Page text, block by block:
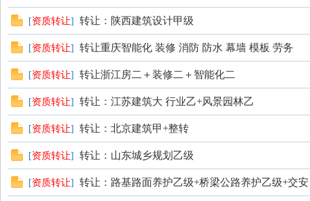
[资质转让] 转让：陕西建筑设计甲级
[资质转让] 转让重庆智能化 装修 消防 防水 幕墙 模板 劳务
[资质转让] 转让浙江房二＋装修二＋智能化二
[资质转让] 转让：江苏建筑大 行业乙+风景园林乙
[资质转让] 转让：北京建筑甲+整转
[资质转让] 转让：山东城乡规划乙级
[资质转让] 转让：路基路面养护乙级+桥梁公路养护乙级+交安